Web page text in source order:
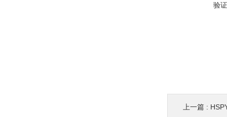
验
上一篇 :